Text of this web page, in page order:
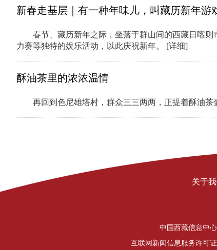
新春走基层｜有一种年味儿，叫藏历新年游
春节、藏历新年之际，坐落于群山间的西藏日喀
力赛等独特的娱乐活动，以此庆祝新年。 [详细]
酥油茶里的浓浓温情
再回到色尼雄塔村，群众三三两两，正提着酥油
关于
中国西藏信息中
互联网新闻信息服务许可